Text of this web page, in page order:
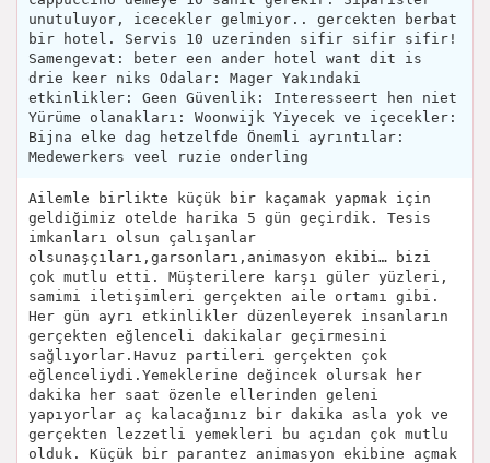
unutuluyor, icecekler gelmiyor.. gercekten berbat
bir hotel. Servis 10 uzerinden sifir sifir sifir!
Samengevat: beter een ander hotel want dit is
drie keer niks Odalar: Mager Yakındaki
etkinlikler: Geen Güvenlik: Interesseert hen niet
Yürüme olanakları: Woonwijk Yiyecek ve içecekler:
Bijna elke dag hetzelfde Önemli ayrıntılar:
Medewerkers veel ruzie onderling
Ailemle birlikte küçük bir kaçamak yapmak için
geldiğimiz otelde harika 5 gün geçirdik. Tesis
imkanları olsun çalışanlar
olsunaşçıları,garsonları,animasyon ekibi… bizi
çok mutlu etti. Müşterilere karşı güler yüzleri,
samimi iletişimleri gerçekten aile ortamı gibi.
Her gün ayrı etkinlikler düzenleyerek insanların
gerçekten eğlenceli dakikalar geçirmesini
sağlıyorlar.Havuz partileri gerçekten çok
eğlenceliydi.Yemeklerine değincek olursak her
dakika her saat özenle ellerinden geleni
yapıyorlar aç kalacağınız bir dakika asla yok ve
gerçekten lezzetli yemekleri bu açıdan çok mutlu
olduk. Küçük bir parantez animasyon ekibine açmak